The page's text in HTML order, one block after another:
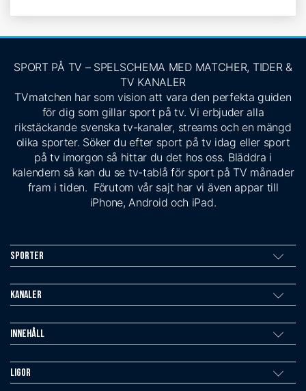
SPORT PÅ TV – SPELSCHEMA MED MATCHER, TIDER &
TV KANALER
TVmatchen har som vision att vara den perfekta guiden
för dig som gillar sport på tv. Vi erbjuder alla
rikstäckande svenska tv-kanaler, streams och en mängd
olika sporter. Söker du efter sport på tv idag eller sport
på tv imorgon så hittar du det hos oss. Bläddra i
kalendern så kan du se tv-tablå för sport på TV månader
fram i tiden. Förutom vår sajt har vi även appar till
iPhone, Android och iPad.
Sporter
Kanaler
Innehåll
Ligor